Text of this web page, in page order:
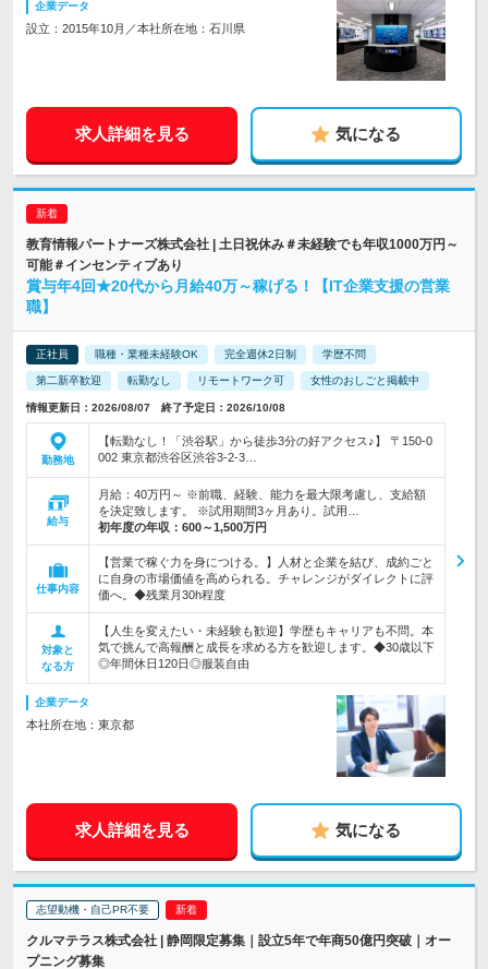
企業データ
設立：2015年10月／本社所在地：石川県
求人詳細を見る 気になる
教育情報パートナーズ株式会社 | 土日祝休み＃未経験でも年収1000万円～
可能＃インセンティブあり
賞与年4回★20代から月給40万～稼げる！【IT企業支援の営業
職】
正社員 職種・業種未経験OK 完全週休2日制 学歴不問
第二新卒歓迎 転勤なし リモートワーク可 女性のおしごと掲載中
情報更新日：2026/08/07 終了予定日：2026/10/08
勤務地
【転勤なし！「渋谷駅」から徒歩3分の好アクセス♪】 〒150-0
002 東京都渋谷区渋谷3-2-3…
給与
月給：40万円～ ※前職、経験、能力を最大限考慮し、支給額
を決定致します。 ※試用期間3ヶ月あり。試用…
初年度の年収： 600～1,500万円
仕事内容
【営業で稼ぐ力を身につける。】人材と企業を結び、成約ごと
に自身の市場価値を高められる。チャレンジがダイレクトに評
価へ。◆残業月30h程度
対象と
なる方
【人生を変えたい・未経験も歓迎】学歴もキャリアも不問。本
気で挑んで高報酬と成長を求める方を歓迎します。◆30歳以下
◎年間休日120日◎服装自由
企業データ
本社所在地：東京都
求人詳細を見る 気になる
志望動機・自己PR不要
クルマテラス株式会社 | 静岡限定募集｜設立5年で年商50億円突破｜オー
プニング募集